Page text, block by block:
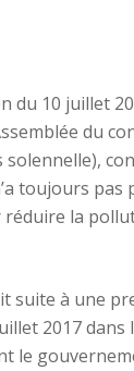
du 10 juillet
du
toujours pas
la
suite à une
2017 dans
le